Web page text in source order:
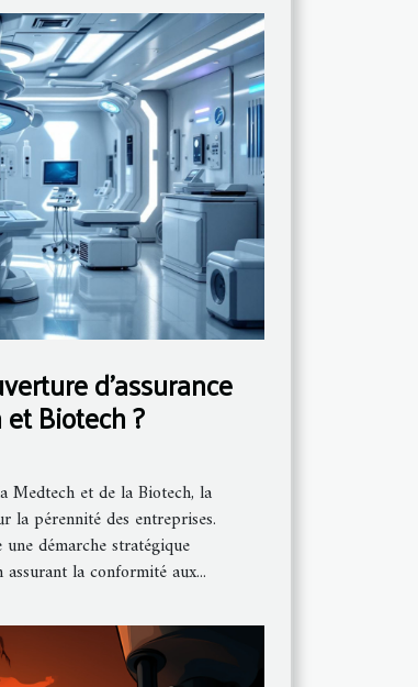
d'assurance
Biotech ?
Medtech et de la Biotech, la
la pérennité des entreprises.
démarche stratégique
la conformité aux...